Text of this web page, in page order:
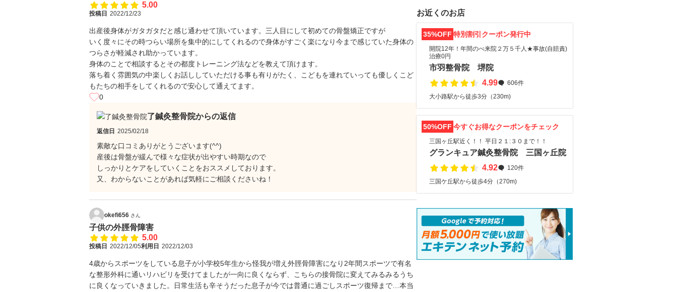
5.00
投稿日 2022/12/23
出産後身体がガタガタだと感じ通わせて頂いています。三人目にして初めての骨盤矯正ですが
いく度々にその時つらい場所を集中的にしてくれるので身体がすごく楽になり今まで感じていた身体の
つらさが軽減され助かっています。
身体のことで相談するとその都度トレーニング法などを教えて頂けます。
落ち着く雰囲気の中楽しくお話ししていただける事も有りがたく、こどもを連れていっても優しくこど
もたちの相手をしてくれるので安心して通えてます。
0
了鍼灸整骨院からの返信
返信日 2025/02/18
素敵な口コミありがとうございます(^^)
産後は骨盤が緩んで様々な症状が出やすい時期なので
しっかりとケアをしていくことをおススメしております。
又、わからないことがあれば気軽にご相談くださいね！
okefi656 さん
子供の外脛骨障害
5.00
投稿日 2022/12/05利用日 2022/12/03
4歳からスポーツをしている息子が小学校5年生から怪我が増え外脛骨障害になり2年間スポーツで有名
な整形外科に通いリハビリを受けてましたが一向に良くならず、こちらの接骨院に変えてみるみるうち
に良くなっていきました。日常生活も辛そうだった息子が今では普通に過ごしスポーツ復帰まで…本当
お近くのお店
35%OFF 特別割引クーポン発行中
開院12年！年間のべ来院２万５千人★事故(自賠責)
治療0円
市羽整骨院 堺院
4.99
606件
大小路駅から徒歩3分（230m)
50%OFF 今すぐお得なクーポンをチェック
三国ヶ丘駅近く！！ 平日２１:３０まで！！
グランキュア鍼灸整骨院 三国ヶ丘院
4.92
120件
三国ケ丘駅から徒歩4分（270m)